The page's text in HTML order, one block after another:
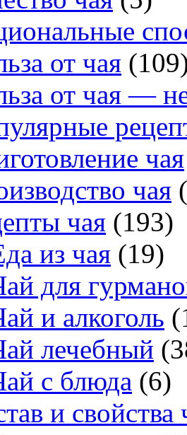
от чая
от чая —
чая
чая
чая (193)
из чая (19)
для
и алкоголь
лечебный
с блюда (6)
и свойства